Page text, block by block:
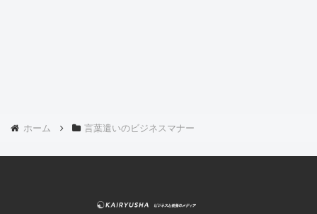
ホーム 言葉遣いのビジネスマナー